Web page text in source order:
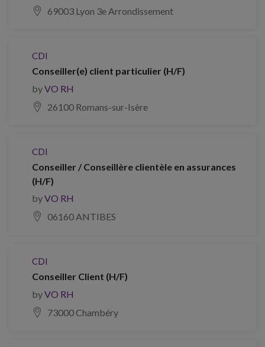
69003 Lyon 3e Arrondissement
CDI
Conseiller(e) client particulier (H/F)
byVO RH
26100 Romans-sur-Isère
CDI
Conseiller / Conseillère clientèle en assurances
(H/F)
byVO RH
06160 ANTIBES
CDI
Conseiller Client (H/F)
byVO RH
73000 Chambéry